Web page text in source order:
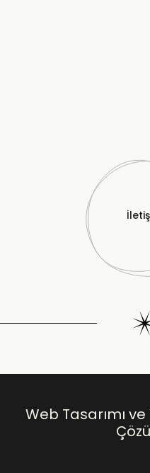
Web Tasarımı ve